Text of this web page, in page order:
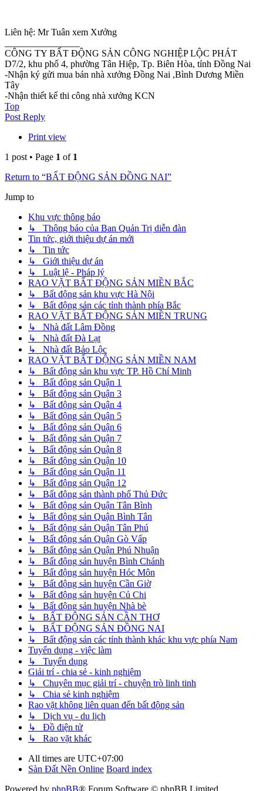
Liên hệ: Mr Tuân xem Xưởng
CÔNG TY BẤT ĐỘNG SẢN CÔNG NGHIỆP LỘC PHÁT
D7/2, khu phố 4, phường Tân Hiệp, Tp. Biên Hòa, tỉnh Đồng Nai
-Nhận ký gửi mua bán nhà xưởng Đồng Nai ,Bình Dương Miền
Tây
-Nhận thiết kế thi công nhà xưởng KCN
Top
Post Reply
Print view
1 post • Page 1 of 1
Return to “BẤT ĐỘNG SẢN ĐỒNG NAI”
Jump to
Khu vực thông báo
↳ Thông báo của Ban Quản Trị diễn đàn
Tin tức, giới thiệu dự án mới
↳ Tin tức
↳ Giới thiệu dự án
↳ Luật lệ - Pháp lý
RAO VẶT BẤT ĐỘNG SẢN MIỀN BẮC
↳ Bất động sản khu vực Hà Nội
↳ Bất động sản các tỉnh thành phía Bắc
RAO VẶT BẤT ĐỘNG SẢN MIỀN TRUNG
↳ Nhà đất Lâm Đồng
↳ Nhà đất Đà Lạt
↳ Nhà đất Bảo Lộc
RAO VẶT BẤT ĐỘNG SẢN MIỀN NAM
↳ Bất động sản khu vực TP. Hồ Chí Minh
↳ Bất động sản Quận 1
↳ Bất động sản Quận 3
↳ Bất động sản Quận 4
↳ Bất động sản Quận 5
↳ Bất động sản Quận 6
↳ Bất động sản Quận 7
↳ Bất động sản Quận 8
↳ Bất động sản Quận 10
↳ Bất động sản Quận 11
↳ Bất động sản Quận 12
↳ Bất động sản thành phố Thủ Đức
↳ Bất động sản Quận Tân Bình
↳ Bất động sản Quận Bình Tân
↳ Bất động sản Quận Tân Phú
↳ Bất động sản Quận Gò Vấp
↳ Bất động sản Quận Phú Nhuận
↳ Bất động sản huyện Bình Chánh
↳ Bất động sản huyện Hóc Môn
↳ Bất động sản huyện Cần Giờ
↳ Bất động sản huyện Củ Chi
↳ Bất động sản huyện Nhà bè
↳ BẤT ĐỘNG SẢN CẦN THƠ
↳ BẤT ĐỘNG SẢN ĐỒNG NAI
↳ Bất động sản các tỉnh thành khác khu vực phía Nam
Tuyển dụng - việc làm
↳ Tuyển dụng
Giải trí - chia sẻ - kinh nghiệm
↳ Chuyên mục giải trí - chuyện trò linh tinh
↳ Chia sẻ kinh nghiệm
Rao vặt không liên quan đến bất động sản
↳ Dịch vụ - du lịch
↳ Đồ điện tử
↳ Rao vặt khác
All times are UTC+07:00
Sàn Đất Nền Online Board index